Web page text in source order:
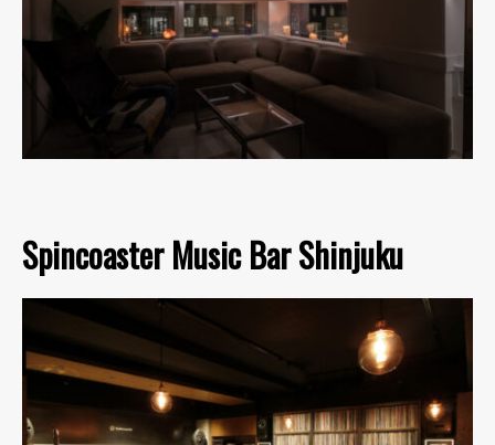
Spincoaster Music Bar Shinjuku